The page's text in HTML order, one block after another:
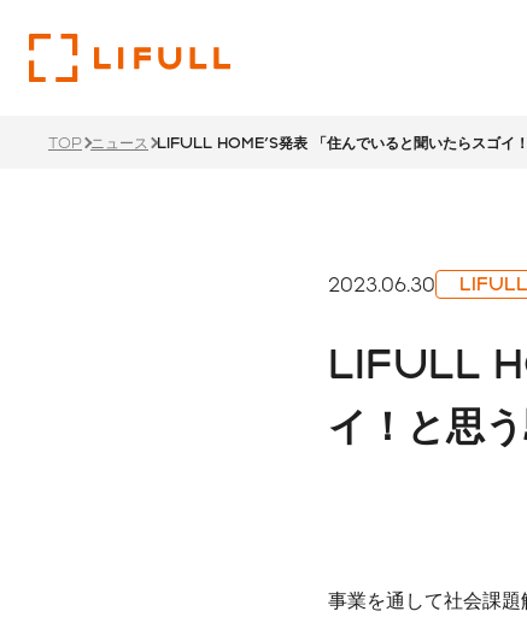
沿革
株主還
リテ
ステ
ント
TOP ニュース LIFULL HOME'S発表 「住んでいると聞いたらスゴイ！
2023.06.30 LIFULL
LIFULL
イ！と思
事業を通して社会課